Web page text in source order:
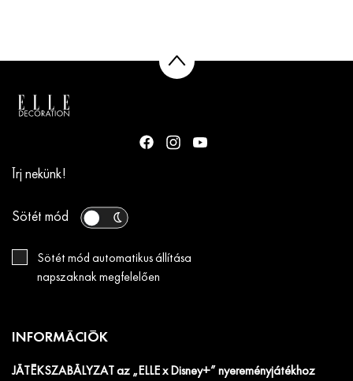
Írj nekünk!
Sötét mód
Sötét mód automatikus állítása
napszaknak megfelelően
INFORMÁCIÓK
JÁTÉKSZABÁLYZAT az „ELLE x Disney+” nyereményjátékhoz